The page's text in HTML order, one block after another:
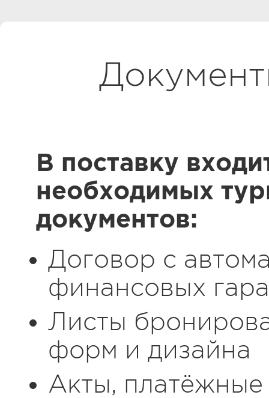
В поставку
необходимых
документов:
Договор с
финансовых
Листы
форм и дизайна
Акты,